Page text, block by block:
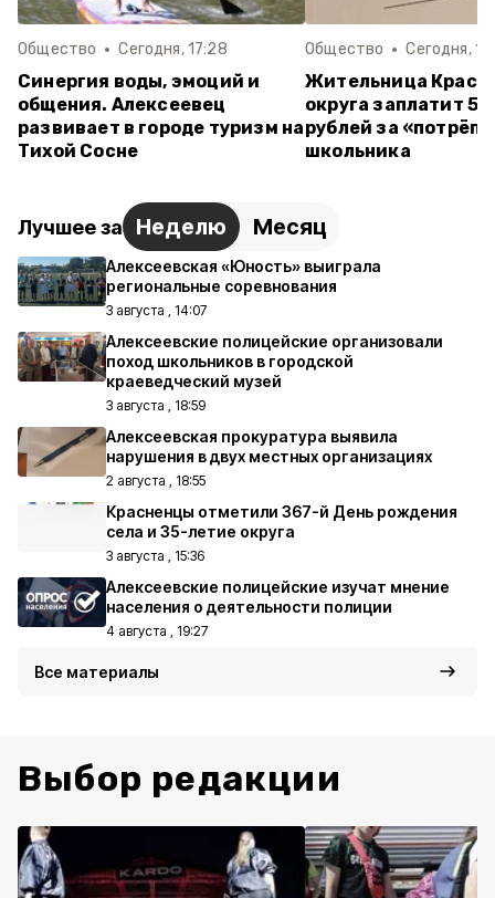
Общество Сегодня, 17:28
Синергия воды, эмоций и
общения. Алексеевец
развивает в городе туризм на
Тихой Сосне
Общество Сегодня,
Жительница
округа заплатит
рублей за
школьника
Лучшее за Неделю Месяц
Алексеевская «Юность» выиграла
региональные соревнования
3 августа , 14:07
Алексеевские полицейские организовали
поход школьников в городской
краеведческий музей
3 августа , 18:59
Алексеевская прокуратура выявила
нарушения в двух местных организациях
2 августа , 18:55
Красненцы отметили 367-й День рождения
села и 35-летие округа
3 августа , 15:36
Алексеевские полицейские изучат мнение
населения о деятельности полиции
4 августа , 19:27
Все материалы
Выбор редакции